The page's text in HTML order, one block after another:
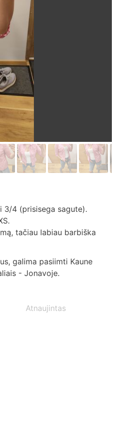
3/4 (prisisega sagute).
tačiau labiau barbiška
galima pasiimti Kaune
- Jonavoje.
Atnaujintas